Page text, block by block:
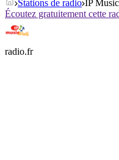
Stations de radio IP
Écoutez gratuitement cette
radio.fr